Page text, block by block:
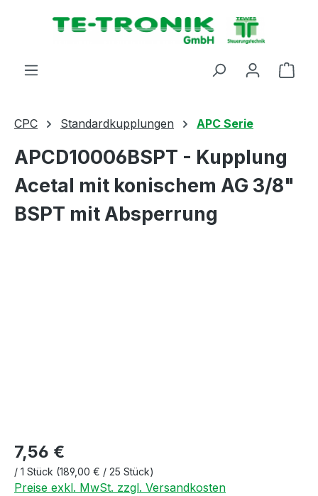
springen
CPC Standardkupplungen APC Serie
APCD10006BSPT - Kupplung
Acetal mit konischem AG 3/8"
BSPT mit Absperrung
7,56 €
/ 1 Stück (189,00 € / 25 Stück)
Preise exkl. MwSt. zzgl. Versandkosten